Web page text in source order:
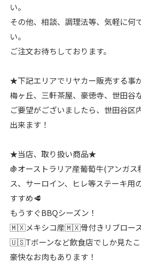
い。
その他、相談、調理法等、気軽に何
い。
ご注文お待ちしております。
★下記エリアでリヤカー販売する事
梅ヶ丘、三軒茶屋、豪徳寺、世田谷
ご要望がございましたら、世田谷区
出来ます！
★当店、取り扱い商品★
🍇オーストラリア産葡萄牛(アンガ
ス、サーロイン、ヒレ等ステーキ用
すすめ🥩
もうすぐBBQシーズン！
🇲🇽メキシコ産🇲🇽骨付きリブロー
🇺🇸Tボーンなど飲食店でしか見たこ
豪快なお肉もあります！